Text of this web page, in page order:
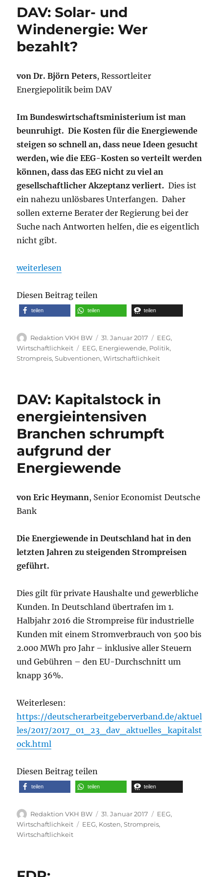
DAV: Solar- und
Windenergie: Wer
bezahlt?
von Dr. Björn Peters, Ressortleiter
Energiepolitik beim DAV
Im Bundeswirtschaftsministerium ist man
beunruhigt. Die Kosten für die Energiewende
steigen so schnell an, dass neue Ideen gesucht
werden, wie die EEG-Kosten so verteilt werden
können, dass das EEG nicht zu viel an
gesellschaftlicher Akzeptanz verliert. Dies ist
ein nahezu unlösbares Unterfangen. Daher
sollen externe Berater der Regierung bei der
Suche nach Antworten helfen, die es eigentlich
nicht gibt.
„DAV: Solar- und Windenergie: Wer bezahlt?“
weiterlesen
Diesen Beitrag teilen
teilen teilen teilen
Autor
Redaktion VKH BW
Veröffentlicht
am
31. Januar 2017 Kategorien
EEG,
Wirtschaftlichkeit
Schlagwörter
EEG, Energiewende, Politik,
Strompreis,Subventionen,Wirtschaftlichkeit
DAV: Kapitalstock in
energieintensiven
Branchen schrumpft
aufgrund der
Energiewende
von Eric Heymann, Senior Economist Deutsche
Bank
Die Energiewende in Deutschland hat in den
letzten Jahren zu steigenden Strompreisen
geführt.
Dies gilt für private Haushalte und gewerbliche
Kunden. In Deutschland übertrafen im 1.
Halbjahr 2016 die Strompreise für industrielle
Kunden mit einem Stromverbrauch von 500 bis
2.000 MWh pro Jahr – inklusive aller Steuern
und Gebühren – den EU-Durchschnitt um
knapp 36%.
Weiterlesen:
https://deutscherarbeitgeberverband.de/aktuel
les/2017/2017_01_23_dav_aktuelles_kapitalst
ock.html
Diesen Beitrag teilen
teilen teilen teilen
Autor
Redaktion VKH BW
Veröffentlicht
am
31. Januar 2017 Kategorien
EEG,
Wirtschaftlichkeit
Schlagwörter
EEG, Kosten,Strompreis,
Wirtschaftlichkeit